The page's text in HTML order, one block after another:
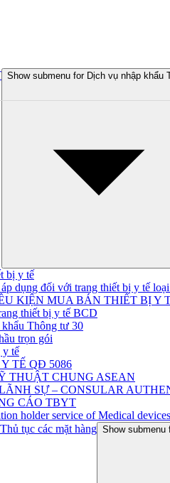
Show submenu for Dịch vụ nhập khẩu
bị y tế
dụng đối với trang thiết bị y tế
KIỆN MUA BÁN THIẾT BỊ Y
thiết bị y tế BCD
Thông tư 30
trọn gói
y tế
TẾ QĐ 5086
THUẬT CHUNG ASEAN
SỰ – CONSULAR
CÁO TBYT
holder service of Medical devices
Thủ tục các mặt hàng Show submenu